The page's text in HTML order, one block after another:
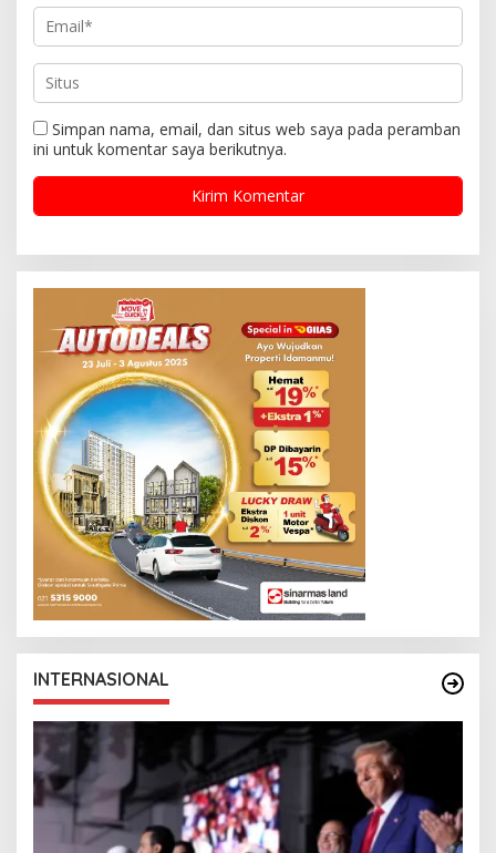
Simpan nama, email, dan situs web saya pada peramban
ini untuk komentar saya berikutnya.
INTERNASIONAL